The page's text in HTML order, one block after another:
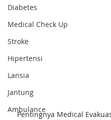
Diabetes
Medical Check Up
Stroke
Hipertensi
Lansia
Jantung
Ambulance
Pentingnya Medical